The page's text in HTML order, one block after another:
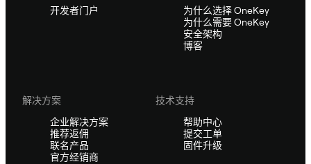
开发者门户
为什么选择 OneKey
为什么需要 OneKey
安全架构
博客
解决方案
企业解决方案
推荐返佣
联名产品
官方经销商
技术支持
帮助中心
提交工单
固件升级